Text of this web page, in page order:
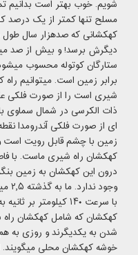
شویم. خوب بهتر است بدانیم
مسلح تنها کمتر از یک درصد
کهکشانی که صدهزار سال
دیگرش برسد! و بیش از صد
ستارگان کوتوله محسوب
برابر زمین است. میتوانیم
شیری است را از صورت فلکی
ذات الکرسی در شمال سماوی
ای از صورت فلکی آندرومدا
زمین با چشم قابل رویت است
درون این کهکشان به زمین
کهکشان که شامل کهکشان
شدن به یکدیگرند و روزی به